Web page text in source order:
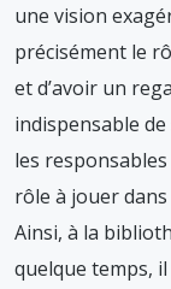
une vision
précisément le
et d’avoir un
indispensable
les
rôle à jouer
Ainsi, à la
quelque temps,